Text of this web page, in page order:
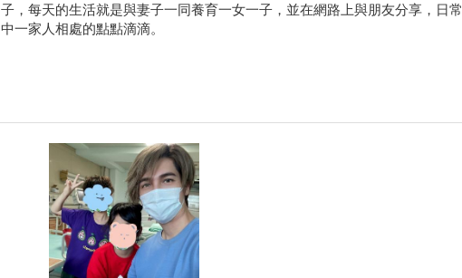
子，每天的生活就是與妻子一同養育一女一子，並在網路上與朋友分享，日常
中一家人相處的點點滴滴。